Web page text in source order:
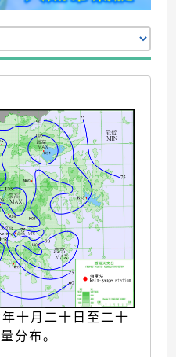
十月二十日至二十
分布。